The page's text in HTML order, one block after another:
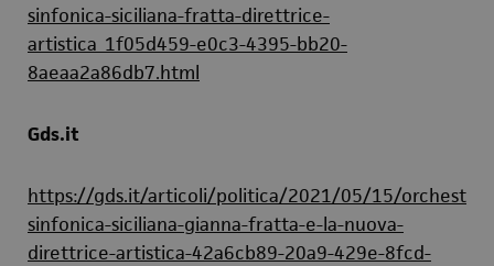
sinfonica-siciliana-fratta-direttrice-
artistica_1f05d459-e0c3-4395-bb20-
8aeaa2a86db7.html
Gds.it
https://gds.it/articoli/politica/2021/05/15/orchestra-
sinfonica-siciliana-gianna-fratta-e-la-nuova-
direttrice-artistica-42a6cb89-20a9-429e-8fcd-